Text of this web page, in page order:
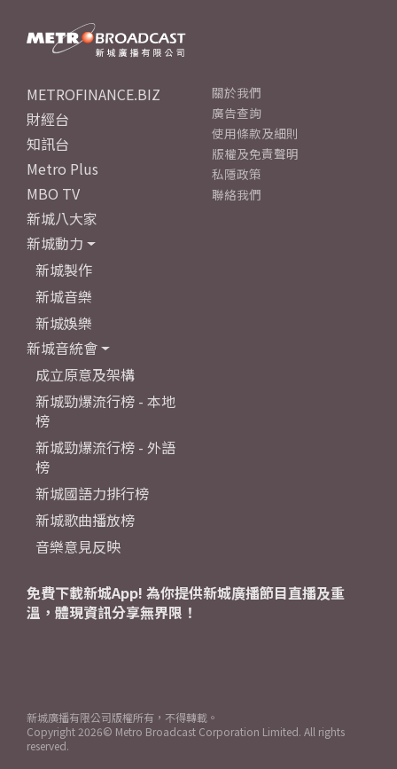
METROFINANCE.BIZ
財經台
知訊台
Metro Plus
MBO TV
新城八大家
新城動力
新城製作
新城音樂
新城娛樂
新城音統會
成立原意及架構
新城勁爆流行榜 - 本地
榜
新城勁爆流行榜 - 外語
榜
新城國語力排行榜
新城歌曲播放榜
音樂意見反映
關於我們
廣告查詢
使用條款及細則
版權及免責聲明
私隱政策
聯絡我們
免費下載新城App! 為你提供新城廣播節目直播及重
溫，體現資訊分享無界限！
新城廣播有限公司版權所有，不得轉載。
Copyright 2026© Metro Broadcast Corporation Limited. All rights
reserved.